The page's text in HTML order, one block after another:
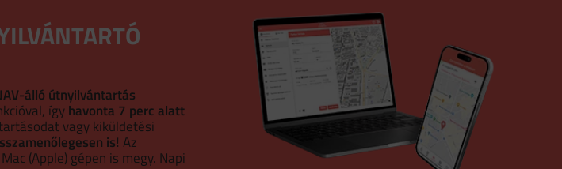
álló útnyilvántartás
ígyhavonta 7 perc alatt
vagy kiküldetési
is! Az
(Apple) gépen is megy. Napi